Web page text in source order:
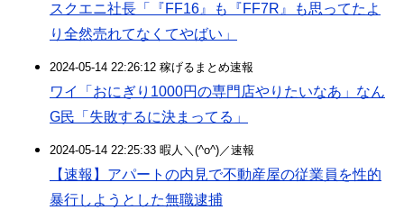
スクエニ社長「『FF16』も『FF7R』も思ってたよ
り全然売れてなくてやばい」
2024-05-14 22:26:12 稼げるまとめ速報
ワイ「おにぎり1000円の専門店やりたいなあ」なん
G民「失敗するに決まってる」
2024-05-14 22:25:33 暇人＼(^o^)／速報
【速報】アパートの内見で不動産屋の従業員を性的
暴行しようとした無職逮捕